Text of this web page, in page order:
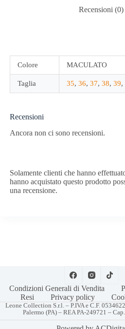
Recensioni (0)
Colore MACULATO
Taglia 35, 36, 37, 38, 39,
Recensioni
Ancora non ci sono recensioni.
Solamente clienti che hanno
hanno acquistato questo prodotto
una recensione.
Condizioni Generali di Vendita
Resi
Privacy policy
Leone Collection S.r.l. – P.IVA e C.F.
Palermo (PA) – REA PA-249721 –